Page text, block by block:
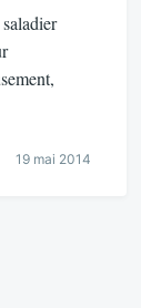
19 mai 2014